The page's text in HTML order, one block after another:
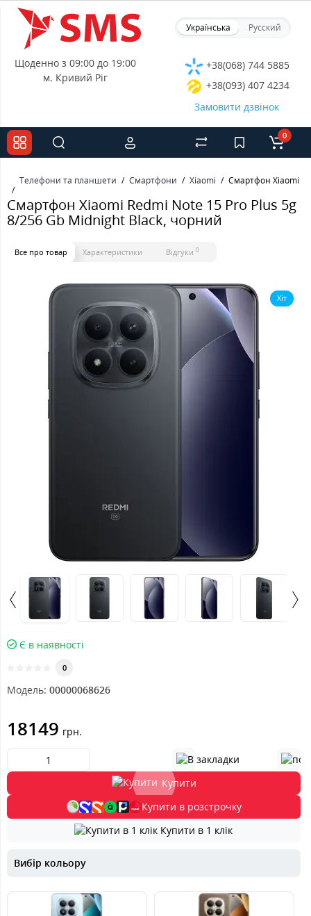
Українська Русский
Щоденно з 09:00 до 19:00
м. Кривий Ріг
+38(068) 744 5885
+38(093) 407 4234
Замовити дзвінок
0
Телефони та планшети Смартфони Xiaomi Смартфон Xiaomi
Смартфон Xiaomi Redmi Note 15 Pro Plus 5g
8/256 Gb Midnight Black, чорний
Все про товар Характеристики Відгуки 0
Хіт
Є в наявності
0
Модель: 00000068626
18149 грн.
Купити
Купити в розстрочку
Купити в 1 клік
Вибір кольору